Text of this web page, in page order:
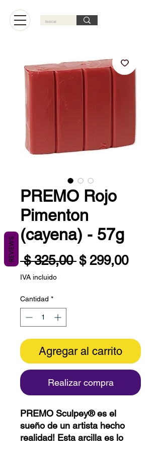
PREMO Rojo
Pimenton
(cayena) - 57g
$ 325,00 Precio
$ 299,00Precio
IVA incluido
Cantidad *
Agregar al carrito
Realizar compra
PREMO Sculpey® es el
sueño de un artista hecho
realidad! Esta arcilla es lo
REVIEWS